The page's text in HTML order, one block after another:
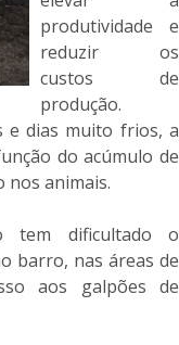
produtividade e
reduzir os
custos de
produção.
e dias muito frios, a
do acúmulo de
nos animais.
tem dificultado o
barro, nas áreas de
aos galpões de